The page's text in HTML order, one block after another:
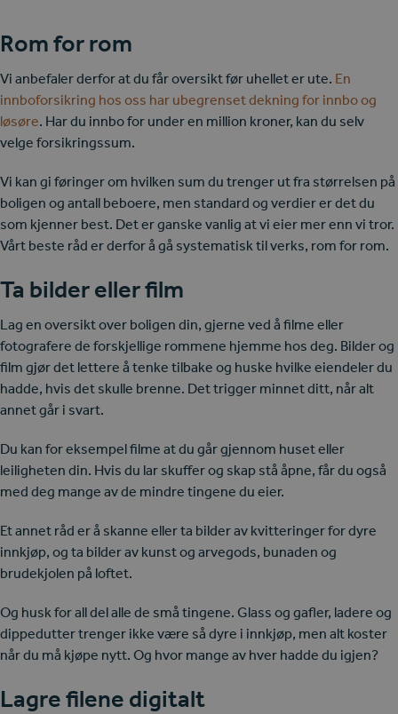
Rom for rom
Vi anbefaler derfor at du får oversikt før uhellet er ute. En
innboforsikring hos oss har ubegrenset dekning for innbo og
løsøre. Har du innbo for under en million kroner, kan du selv
velge forsikringssum.
Vi kan gi føringer om hvilken sum du trenger ut fra størrelsen på
boligen og antall beboere, men standard og verdier er det du
som kjenner best. Det er ganske vanlig at vi eier mer enn vi tror.
Vårt beste råd er derfor å gå systematisk til verks, rom for rom.
Ta bilder eller film
Lag en oversikt over boligen din, gjerne ved å filme eller
fotografere de forskjellige rommene hjemme hos deg. Bilder og
film gjør det lettere å tenke tilbake og huske hvilke eiendeler du
hadde, hvis det skulle brenne. Det trigger minnet ditt, når alt
annet går i svart.
Du kan for eksempel filme at du går gjennom huset eller
leiligheten din. Hvis du lar skuffer og skap stå åpne, får du også
med deg mange av de mindre tingene du eier.
Et annet råd er å skanne eller ta bilder av kvitteringer for dyre
innkjøp, og ta bilder av kunst og arvegods, bunaden og
brudekjolen på loftet.
Og husk for all del alle de små tingene. Glass og gafler, ladere og
dippedutter trenger ikke være så dyre i innkjøp, men alt koster
når du må kjøpe nytt. Og hvor mange av hver hadde du igjen?
Lagre filene digitalt